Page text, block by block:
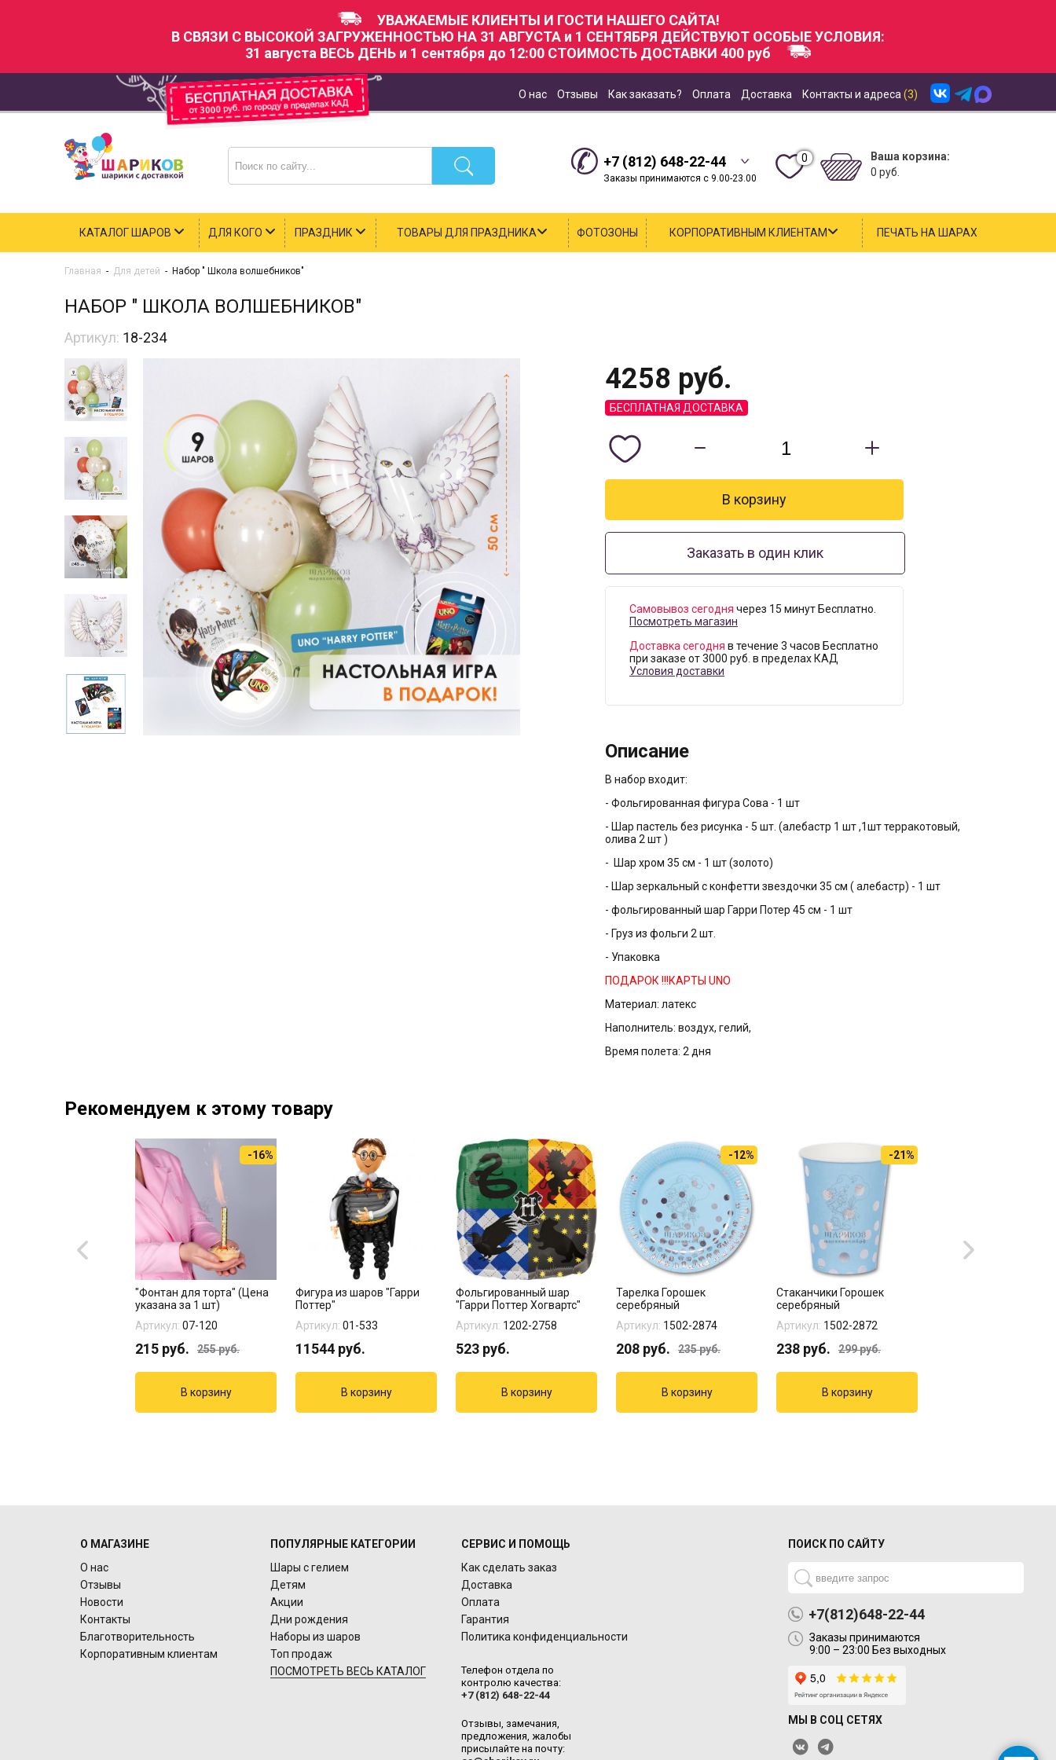
УВАЖАЕМЫЕ КЛИЕНТЫ И ГОСТИ НАШЕГО САЙТА!
В СВЯЗИ С ВЫСОКОЙ ЗАГРУЖЕННОСТЬЮ НА 31 АВГУСТА и 1 СЕНТЯБРЯ ДЕЙСТВУЮТ ОСОБЫЕ УСЛОВИЯ:
31 августа ВЕСЬ ДЕНЬ и 1 сентября до 12:00 СТОИМОСТЬ ДОСТАВКИ 400 руб
О нас Отзывы Как заказать? Оплата Доставка Контакты и адреса (3)
+7 (812) 648-22-44
Заказы принимаются с 9.00-23.00
0
Ваша корзина:
0 руб.
КАТАЛОГ ШАРОВ ДЛЯ КОГО ПРАЗДНИК ТОВАРЫ ДЛЯ ПРАЗДНИКА ФОТОЗОНЫ КОРПОРАТИВНЫМ КЛИЕНТАМ ПЕЧАТЬ НА ШАРАХ
Главная - Для детей - Набор " Школа волшебников"
НАБОР " ШКОЛА ВОЛШЕБНИКОВ"
Артикул: 18-234
4258 руб.
БЕСПЛАТНАЯ ДОСТАВКА
Заказать в один клик
Самовывоз сегодня через 15 минут Бесплатно.
Посмотреть магазин
Доставка сегодня в течение 3 часов Бесплатно
при заказе от 3000 руб. в пределах КАД
Условия доставки
Описание
В набор входит:
- Фольгированная фигура Сова - 1 шт
- Шар пастель без рисунка - 5 шт. (алебастр 1 шт ,1шт терракотовый,
олива 2 шт )
- Шар хром 35 см - 1 шт (золото)
- Шар зеркальный с конфетти звездочки 35 см ( алебастр) - 1 шт
- фольгированный шар Гарри Потер 45 см - 1 шт
- Груз из фольги 2 шт.
- Упаковка
ПОДАРОК !!!КАРТЫ UNO
Материал: латекс
Наполнитель: воздух, гелий,
Время полета: 2 дня
Рекомендуем к этому товару
-16%
"Фонтан для торта" (Цена
указана за 1 шт)
Артикул: 07-120
215 руб. 255руб.
Фигура из шаров "Гарри
Поттер"
Артикул: 01-533
11544 руб.
Фольгированный шар
"Гарри Поттер Хогвартс"
Артикул: 1202-2758
523 руб.
-12%
Тарелка Горошек
серебряный
Артикул: 1502-2874
208 руб. 235руб.
-21%
Стаканчики Горошек
серебряный
Артикул: 1502-2872
238 руб. 299руб.
О МАГАЗИНЕ
О нас
Отзывы
Новости
Контакты
Благотворительность
Корпоративным клиентам
ПОПУЛЯРНЫЕ КАТЕГОРИИ
Шары с гелием
Детям
Акции
Дни рождения
Наборы из шаров
Топ продаж
ПОСМОТРЕТЬ ВЕСЬ КАТАЛОГ
СЕРВИС И ПОМОЩЬ
Как сделать заказ
Доставка
Оплата
Гарантия
Политика конфиденциальности
Телефон отдела по
контролю качества:
+7 (812) 648-22-44
Отзывы, замечания,
предложения, жалобы
присылайте на почту:
ПОИСК ПО САЙТУ
+7(812)648-22-44
Заказы принимаются
9:00 – 23:00 Без выходных
МЫ В СОЦ СЕТЯХ